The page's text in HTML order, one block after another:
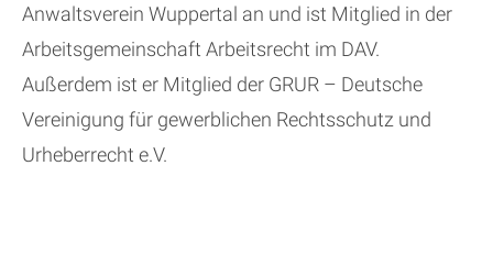
Anwaltsverein Wuppertal an und ist Mitglied in der
Arbeitsgemeinschaft Arbeitsrecht im DAV.
Außerdem ist er Mitglied der GRUR – Deutsche
Vereinigung für gewerblichen Rechtsschutz und
Urheberrecht e.V.